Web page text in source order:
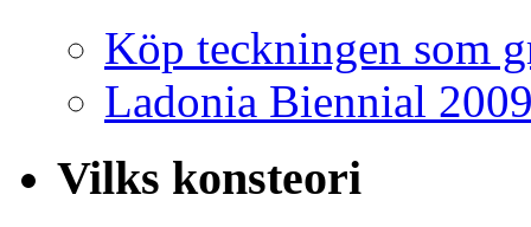
Köp teckningen som
Ladonia Biennial
Vilks konsteori